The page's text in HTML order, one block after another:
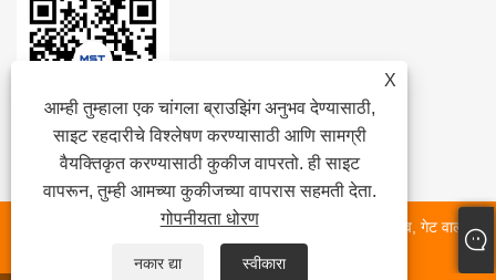
X
आम्ही तुम्हाला एक चांगला ब्राउझिंग अनुभव देण्यासाठी,
साइट रहदारीचे विश्लेषण करण्यासाठी आणि सामग्री
वैयक्तिकृत करण्यासाठी कुकीज वापरतो. ही साइट
वापरून, तुम्ही आमच्या कुकीजच्या वापरास सहमती देता.
गोपनीयता धोरण
नकार द्या स्वीकारा
कॉपीराइट © 2022 टियानजिन माईलस्टोन वाल्व कंपनी - फुलपाखरू वाल्व, गेट वाल्व,
बॉल वाल्व, चेक वाल्व - सर्व हक्क राखीव.